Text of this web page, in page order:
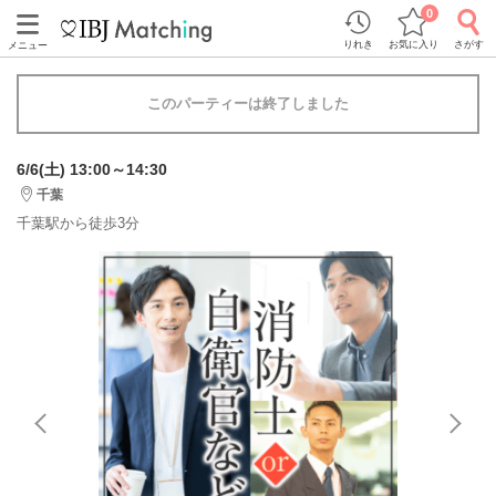
メニュー りれき お気に入り
0
さがす
このパーティーは終了しました
6/6(土) 13:00～14:30
千葉
千葉駅から徒歩3分